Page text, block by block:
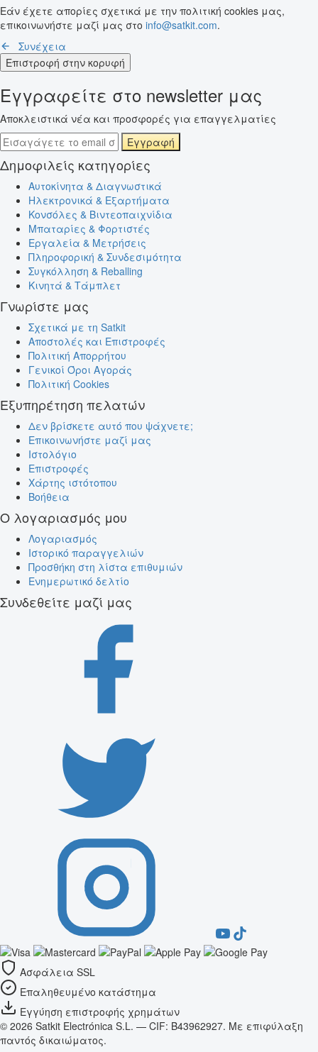
Εάν έχετε απορίες σχετικά με την πολιτική cookies μας,
επικοινωνήστε μαζί μας στο info@satkit.com.
Συνέχεια
Επιστροφή στην κορυφή
Εγγραφείτε στο newsletter μας
Αποκλειστικά νέα και προσφορές για επαγγελματίες
Εγγραφή
Δημοφιλείς κατηγορίες
Αυτοκίνητα & Διαγνωστικά
Ηλεκτρονικά & Εξαρτήματα
Κονσόλες & Βιντεοπαιχνίδια
Μπαταρίες & Φορτιστές
Εργαλεία & Μετρήσεις
Πληροφορική & Συνδεσιμότητα
Συγκόλληση & Reballing
Κινητά & Τάμπλετ
Γνωρίστε μας
Σχετικά με τη Satkit
Αποστολές και Επιστροφές
Πολιτική Απορρήτου
Γενικοί Όροι Αγοράς
Πολιτική Cookies
Εξυπηρέτηση πελατών
Δεν βρίσκετε αυτό που ψάχνετε;
Επικοινωνήστε μαζί μας
Ιστολόγιο
Επιστροφές
Χάρτης ιστότοπου
Βοήθεια
Ο λογαριασμός μου
Λογαριασμός
Ιστορικό παραγγελιών
Προσθήκη στη λίστα επιθυμιών
Ενημερωτικό δελτίο
Συνδεθείτε μαζί μας
Ασφάλεια SSL
Επαληθευμένο κατάστημα
Εγγύηση επιστροφής χρημάτων
© 2026 Satkit Electrónica S.L. — CIF: B43962927. Με επιφύλαξη
παντός δικαιώματος.